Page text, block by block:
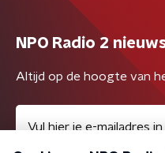
NPO Radio 2
Altijd op de hoogte van